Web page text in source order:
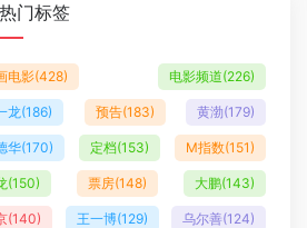
热门标签
电影(428) 电影频道(226)
龙(186) 预告(183) 黄渤(179)
华(170) 定档(153) M指数(151)
(150) 票房(148) 大鹏(143)
(140) 王一博(129) 乌尔善(124)